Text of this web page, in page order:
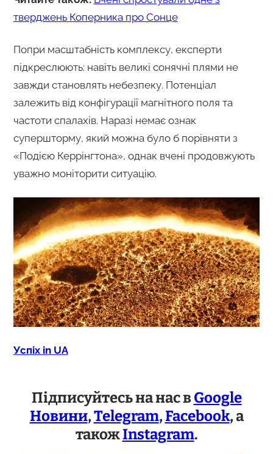
тверджень Коперника про Сонце
Попри масштабність комплексу, експерти
підкреслюють: навіть великі сонячні плями не
завжди становлять небезпеку. Потенціал
залежить від конфігурації магнітного поля та
частоти спалахів. Наразі немає ознак
супершторму, який можна було б порівняти з
«Подією Керрінгтона», однак вчені продовжують
уважно моніторити ситуацію.
Успіх in UA
Підписуйтесь на нас вGoogle
Новини,Telegram,Facebook, а
такожInstagram.